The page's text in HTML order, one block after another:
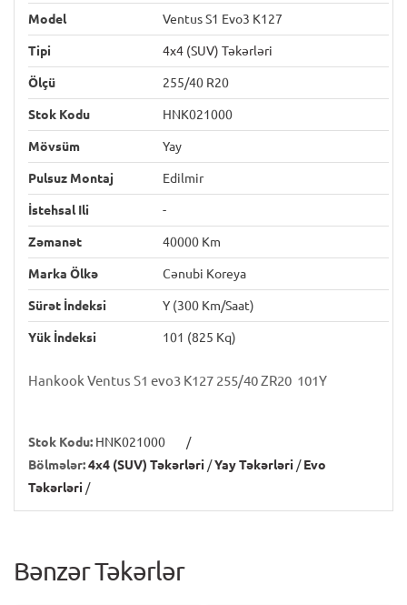
Model Ventus S1 Evo3 K127
Tipi 4x4 (SUV) Təkərləri
Ölçü 255/40 R20
Stok Kodu HNK021000
Mövsüm Yay
Pulsuz Montaj Edilmir
İstehsal Ili -
Zəmanət 40000 Km
Marka Ölkə Cənubi Koreya
Sürət İndeksi Y (300 Km/saat)
Yük İndeksi 101 (825 Kq)
Hankook Ventus S1 evo3 K127 255/40 ZR20 101Y
Stok Kodu: HNK021000
/
Bölmələr:4x4 (SUV) Təkərləri /Yay Təkərləri /Evo
Təkərləri /
Bənzər Təkərlər